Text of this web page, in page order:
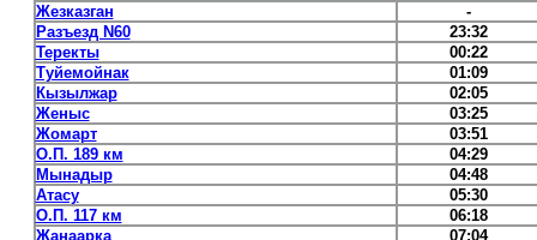
Жезказган
-
Разъезд N60
23:32
Теректы
00:22
Туйемойнак
01:09
Кызылжар
02:05
Женыс
03:25
Жомарт
03:51
О.П. 189 км
04:29
Мынадыр
04:48
Атасу
05:30
О.П. 117 км
06:18
Жанаарка
07:04